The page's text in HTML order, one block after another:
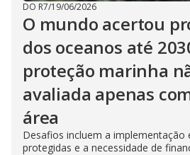
DO R7/19/06/2026
O mundo acertou
dos oceanos até
proteção marinha
avaliada apenas
área
Desafios incluem a implementação
protegidas e a necessidade de